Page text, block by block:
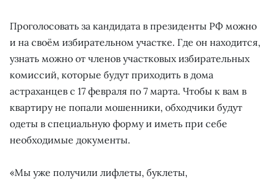
Проголосовать за кандидата в президенты РФ можно
и на своём избирательном участке. Где он находится,
узнать можно от членов участковых избирательных
комиссий, которые будут приходить в дома
астраханцев с 17 февраля по 7 марта. Чтобы к вам в
квартиру не попали мошенники, обходчики будут
одеты в специальную форму и иметь при себе
необходимые документы.
«Мы уже получили лифлеты, буклеты,